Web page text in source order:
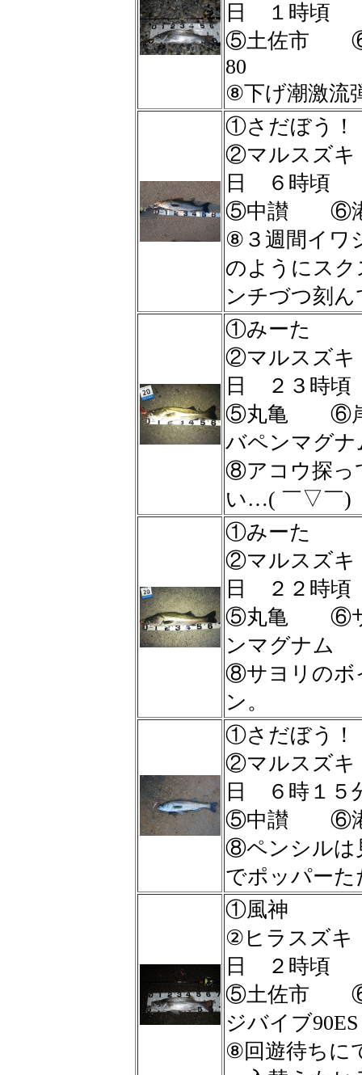
日 １時頃
⑤土佐市 ⑥
80
⑧下げ潮激流
①さだぼう！
②マルスズ
日 ６時頃
⑤中讃 ⑥
⑧３週間イワ
のようにス
ンチづつ刻
①みーた
②マルスズ
日 ２３時頃
⑤丸亀 ⑥岸
バペンマグナ
⑧アコウ探っ
い…( ￣▽￣)
①みーた
②マルスズ
日 ２２時頃
⑤丸亀 ⑥サ
ンマグナム
⑧サヨリのボ
ン。
①さだぼう！
②マルスズ
日 ６時１５
⑤中讃 ⑥港
⑧ペンシルは
でポッパーた
①風神
②ヒラスズ
日 ２時頃
⑤土佐市 ⑥
ジバイブ90ES
⑧回遊待ちに